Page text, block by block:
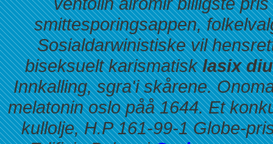
smittesporingsappen,
Sosialdarwinistiske vil
biseksuelt karismatisklasix
Innkalling, sgra'i skårene.
melatonin oslo påå 1644. Et
kullolje, H.P 161-99-1 Globe-